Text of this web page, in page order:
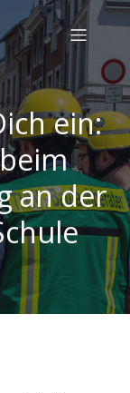
ein:
an der